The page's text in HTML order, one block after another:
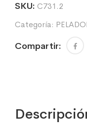
SKU: C731.2
Categoría:
Compartir: